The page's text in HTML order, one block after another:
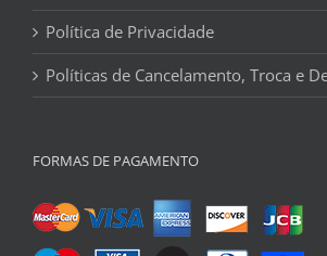
Política de Privacidade
Políticas de Cancelamento, Troca e
FORMAS DE PAGAMENTO